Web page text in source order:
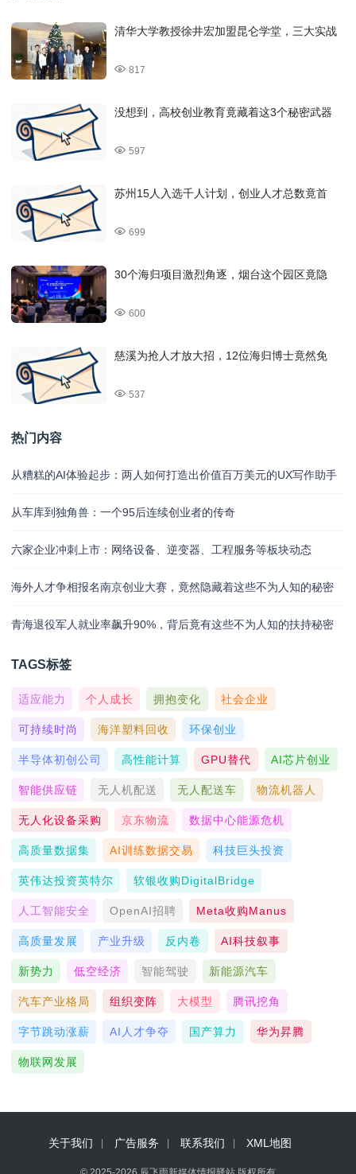
清华大学教授徐井宏加盟昆仑学堂，三大实战
817
没想到，高校创业教育竟藏着这3个秘密武器
597
苏州15人入选千人计划，创业人才总数竟首
699
30个海归项目激烈角逐，烟台这个园区竟隐
600
慈溪为抢人才放大招，12位海归博士竟然免
537
热门内容
从糟糕的AI体验起步：两人如何打造出价值百万美元的UX写作助手
从车库到独角兽：一个95后连续创业者的传奇
六家企业冲刺上市：网络设备、逆变器、工程服务等板块动态
海外人才争相报名南京创业大赛，竟然隐藏着这些不为人知的秘密
青海退役军人就业率飙升90%，背后竟有这些不为人知的扶持秘密
TAGS标签
适应能力 个人成长 拥抱变化 社会企业
可持续时尚 海洋塑料回收 环保创业
半导体初创公司 高性能计算 GPU替代 AI芯片创业
智能供应链 无人机配送 无人配送车 物流机器人
无人化设备采购 京东物流 数据中心能源危机
高质量数据集 AI训练数据交易 科技巨头投资
英伟达投资英特尔 软银收购DigitalBridge
人工智能安全 OpenAI招聘 Meta收购Manus
高质量发展 产业升级 反内卷 AI科技叙事
新势力 低空经济 智能驾驶 新能源汽车
汽车产业格局 组织变阵 大模型 腾讯挖角
字节跳动涨薪 AI人才争夺 国产算力 华为昇腾
物联网发展
关于我们 广告服务 联系我们 XML地图